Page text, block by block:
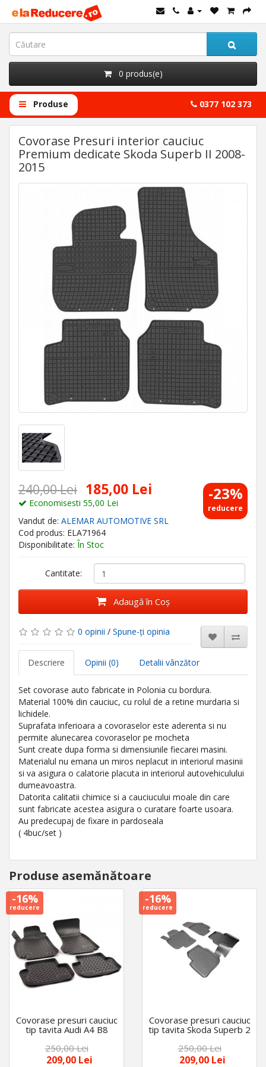
0 produs(e)
Produse 0377 102 373
Covorase Presuri interior cauciuc
Premium dedicate Skoda Superb II 2008-
2015
-23%
reducere
240,00 Lei 185,00 Lei
Economisesti 55,00 Lei
Vandut de: ALEMAR AUTOMOTIVE SRL
Cod produs: ELA71964
Disponibilitate: În Stoc
Cantitate:
Adaugă în Coş
0 opinii / Spune-ţi opinia
Descriere Opinii (0) Detalii vânzător
Set covorase auto fabricate in Polonia cu bordura.
Material 100% din cauciuc, cu rolul de a retine murdaria si
lichidele.
Suprafata inferioara a covoraselor este aderenta si nu
permite alunecarea covoraselor pe mocheta
Sunt create dupa forma si dimensiunile fiecarei masini.
Materialul nu emana un miros neplacut in interiorul masinii
si va asigura o calatorie placuta in interiorul autovehiculului
dumeavoastra.
Datorita calitatii chimice si a cauciucului moale din care
sunt fabricate acestea asigura o curatare foarte usoara.
Au predecupaj de fixare in pardoseala
( 4buc/set )
Produse asemănătoare
-16%
reducere
Covorase presuri cauciuc
tip tavita Audi A4 B8
250,00 Lei
209,00 Lei
-16%
reducere
Covorase presuri cauciuc
tip tavita Skoda Superb 2
250,00 Lei
209,00 Lei